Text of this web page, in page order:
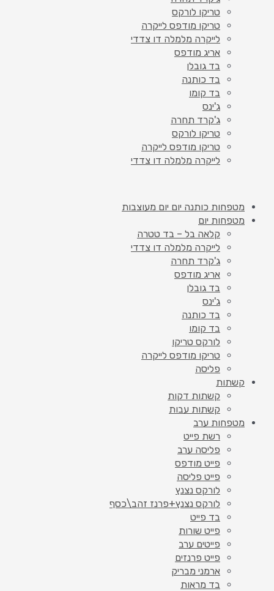
טריקו לורקס
טריקו מודפס לייקרה
לייקרה מלמלה דו צדדי
אריג מודפס
בד גובלן
בד כותנה
בד קומו
ג'ינס
ג'קרד תחרה
טריקו לורקס
טריקו מודפס לייקרה
לייקרה מלמלה דו צדדי
מטפחות כותנה יום יום מעוצבות
מטפחות יום
קלאה בל – בד טטרה
לייקרה מלמלה דו צדדי
ג'קרד תחרה
אריג מודפס
בד גובלן
ג'ינס
בד כותנה
בד קומו
לורקס טריקו
טריקו מודפס לייקרה
פליסה
קשתות
קשתות דקות
קשתות עבות
מטפחות ערב
רשת פייט
פליסה ערב
פייט מודפס
פייט פליסה
לורקס נצנץ
לורקס נצנץ+פרנז זהב\כסף
בד פייט
פייט שורות
פייטים ערב
פייט פרנזים
ארמני מבריק
בד מראות